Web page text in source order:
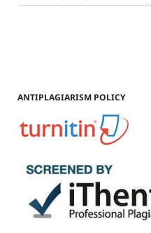
ANTIPLAGIARISM POLICY